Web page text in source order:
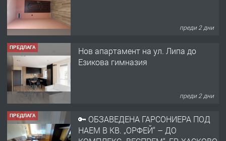
преди 2 дни
ПРЕДЛАГА
Нов апартамент на ул. Липа до
Езикова гимназия
преди 2 дни
ПРЕДЛАГА
🔑 ОБЗАВЕДЕНА ГАРСОНИЕРА ПОД
НАЕМ В КВ. „ОРФЕЙ“ – ДО